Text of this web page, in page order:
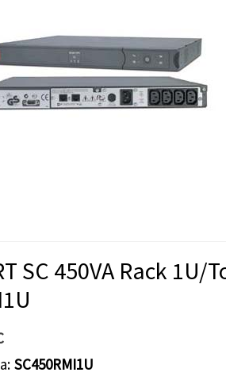
SC 450VA Rack 1U/
SC450RMI1U